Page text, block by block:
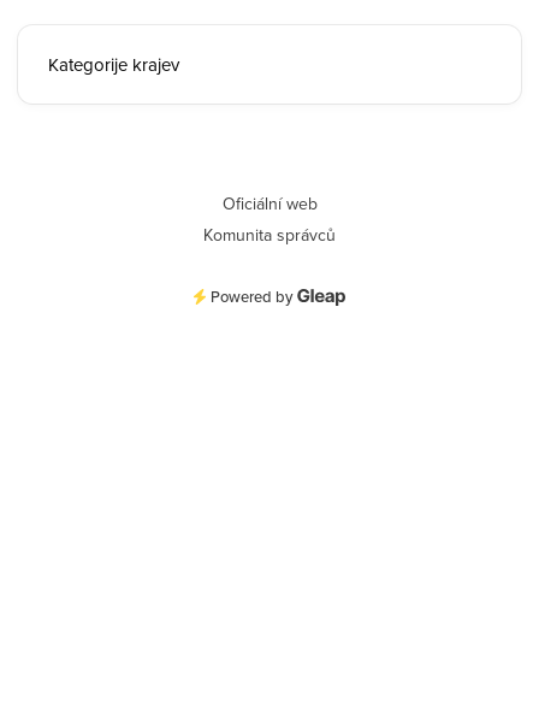
Kategorije krajev
Oficiální web
Komunita správců
Powered by